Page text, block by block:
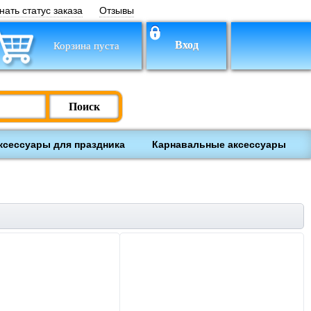
статус заказа Отзывы
Корзина пуста Вход
Поиск
для праздника Карнавальные аксессуары
Школьные принадлежности Книги
Товары для
Деревянные игрушки521